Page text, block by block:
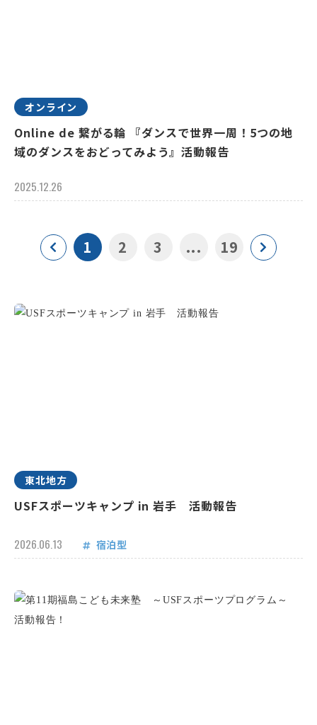
オンライン
Online de 繋がる輪 『ダンスで世界一周！5つの地
域のダンスをおどってみよう』活動報告
2025.12.26
1 2 3 ... 19
東北地方
USFスポーツキャンプ in 岩手 活動報告
2026.06.13 宿泊型